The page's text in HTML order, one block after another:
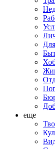
еще